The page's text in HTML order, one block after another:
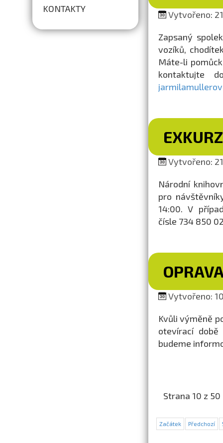
KONTAKTY
Vytvořeno:
Zapsaný
vozíků,
Máte-li
kontaktujte
Vytvořeno:
Národní
pro
14:00. V
čísle 734 850
Vytvořeno:
Kvůli výměně
otevírací době
budeme
Strana 10 z 50
Začátek Předchozí